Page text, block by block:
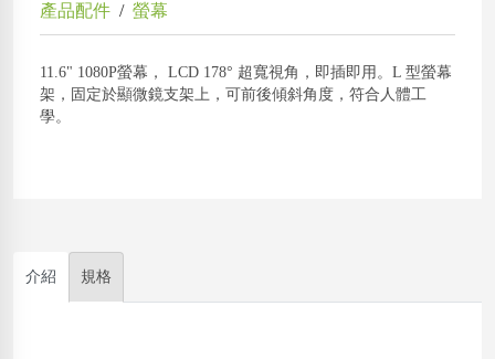
產品配件 / 螢幕
11.6" 1080P螢幕， LCD 178° 超寬視角，即插即用。L 型螢幕
架，固定於顯微鏡支架上，可前後傾斜角度，符合人體工
學。
介紹 規格